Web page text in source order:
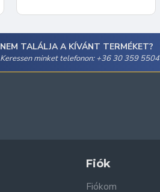
NEM TALÁLJA A KÍVÁNT TERMÉKET?
Keressen minket telefonon: +36 30 359 5504
Fiók
Fiókom